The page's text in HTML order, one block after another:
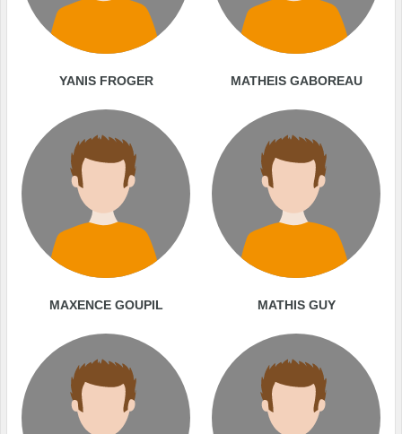
YANIS FROGER MATHEIS GABOREAU
MAXENCE GOUPIL MATHIS GUY